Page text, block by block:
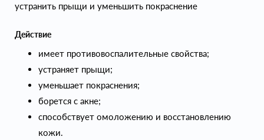
устранить прыщи и уменьшить покраснение
Действие
имеет противовоспалительные свойства;
устраняет прыщи;
уменьшает покраснения;
борется с акне;
способствует омоложению и восстановлению
кожи.